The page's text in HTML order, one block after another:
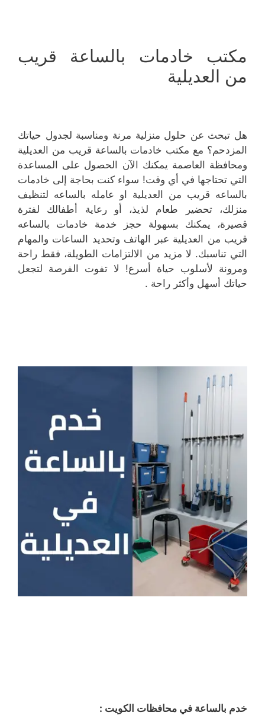
مكتب خادمات بالساعة قريب
من العديلية
هل تبحث عن حلول منزلية مرنة ومناسبة لجدول حياتك
المزدحم؟ مع مكتب خادمات بالساعة قريب من العديلية
ومحافظة العاصمة يمكنك الآن الحصول على المساعدة
التي تحتاجها في أي وقت! سواء كنت بحاجة إلى خادمات
بالساعه قريب من العديلية او عامله بالساعه لتنظيف
منزلك، تحضير طعام لذيذ، أو رعاية أطفالك لفترة
قصيرة، يمكنك بسهولة حجز خدمة خادمات بالساعه
قريب من العديلية عبر الهاتف وتحديد الساعات والمهام
التي تناسبك. لا مزيد من الالتزامات الطويلة، فقط راحة
ومرونة لأسلوب حياة أسرع! لا تفوت الفرصة لتجعل
حياتك أسهل وأكثر راحة .
خدم بالساعة في محافظات الكويت :